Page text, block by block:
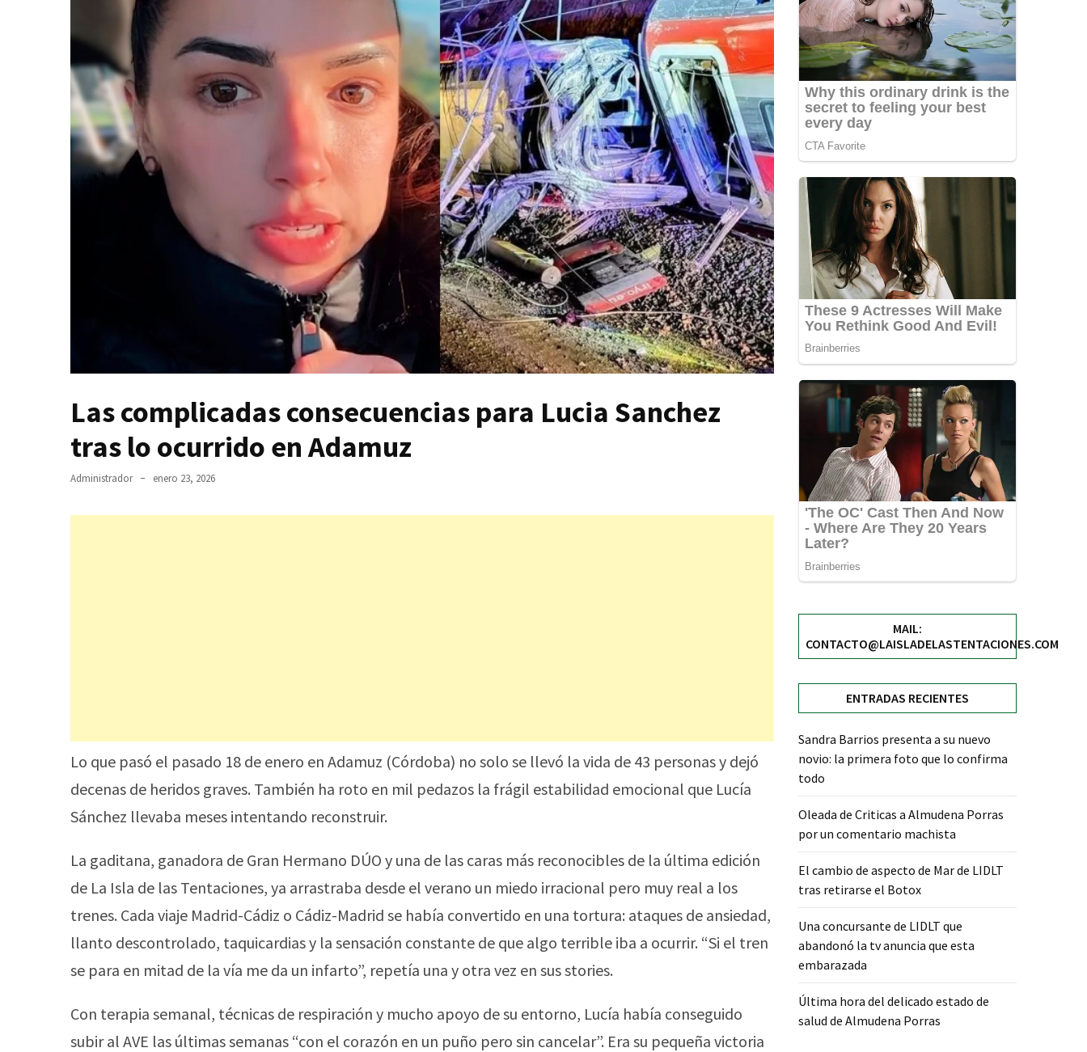
Las complicadas consecuencias para Lucia Sanchez
tras lo ocurrido en Adamuz
Administrador enero 23, 2026
Lo que pasó el pasado 18 de enero en Adamuz (Córdoba) no solo se llevó la vida de 43 personas y dejó
decenas de heridos graves. También ha roto en mil pedazos la frágil estabilidad emocional que Lucía
Sánchez llevaba meses intentando reconstruir.
La gaditana, ganadora de Gran Hermano DÚO y una de las caras más reconocibles de la última edición
de La Isla de las Tentaciones, ya arrastraba desde el verano un miedo irracional pero muy real a los
trenes. Cada viaje Madrid-Cádiz o Cádiz-Madrid se había convertido en una tortura: ataques de ansiedad,
llanto descontrolado, taquicardias y la sensación constante de que algo terrible iba a ocurrir. “Si el tren
se para en mitad de la vía me da un infarto”, repetía una y otra vez en sus stories.
Con terapia semanal, técnicas de respiración y mucho apoyo de su entorno, Lucía había conseguido
subir al AVE las últimas semanas “con el corazón en un puño pero sin cancelar”. Era su pequeña victoria
MAIL:
CONTACTO@LAISLADELASTENTACIONES.COM
ENTRADAS RECIENTES
Sandra Barrios presenta a su nuevo
novio: la primera foto que lo confirma
todo
Oleada de Criticas a Almudena Porras
por un comentario machista
El cambio de aspecto de Mar de LIDLT
tras retirarse el Botox
Una concursante de LIDLT que
abandonó la tv anuncia que esta
embarazada
Última hora del delicado estado de
salud de Almudena Porras